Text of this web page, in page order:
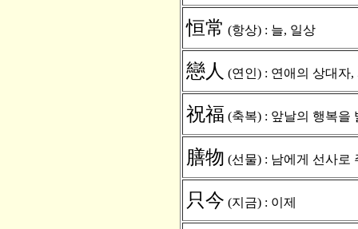
恒常 (항상) : 늘, 일상
戀人 (연인) : 연애의 상대자
祝福 (축복) : 앞날의 행복을
膳物 (선물) : 남에게 선사로
只今 (지금) : 이제